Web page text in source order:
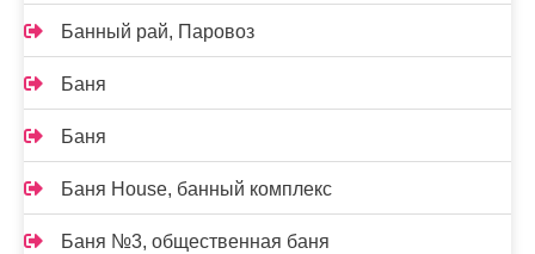
Банный рай, Паровоз
Баня
Баня
Баня House, банный комплекс
Баня №3, общественная баня